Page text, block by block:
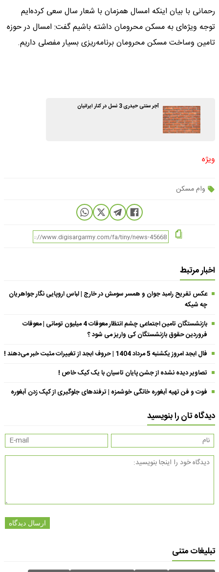
رحمانی با بیان اینکه امسال همزمان با شعار سال سعی کرده‌ایم
توجه ویژه‌ای به مسکن محرومان داشته باشیم گفت: امسال در حوزه
تامین وساخت مسکن محرومان برنامه‌ریزی بسیار مفصلی داریم.
آجر سنتی حیدری 3 نسل در کنار ایرانیان
ویژه
وام مسکن
اخبار مرتبط
عکس تفریح رامبد جوان و همسر سومش در خارج | لباس اروپایی نگار جواهریان
چه شیکه
بازنشستگان تامین اجتماعی چشم انتظار معوقات 4 میلیون تومانی | معوقات
فروردین حقوق بازنشستگان کی واریز می شود ؟
فال ابجد امروز یکشنبه 5 مرداد 1404 | حروف ابجد از تغییرات مثبت خبر می‌دهند !
تصاویر دیده نشده از جشن پایان تاسیان با یک کیک خاص !
فوت و فن تهیه آبغوره خانگی خوشمزه | ترفندهای جلوگیری از کپک زدن آبغوره
دیدگاه تان را بنویسید
ارسال دیدگاه
تبلیغات متنی